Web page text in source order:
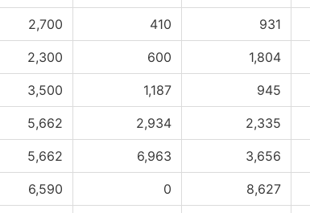
2,700 410 931
2,300 600 1,804
3,500 1,187 945
5,662 2,934 2,335
5,662 6,963 3,656
6,590 0 8,627